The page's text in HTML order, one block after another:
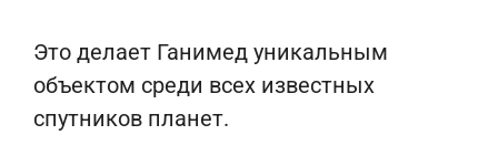
Это делает Ганимед уникальным
объектом среди всех известных
спутников планет.